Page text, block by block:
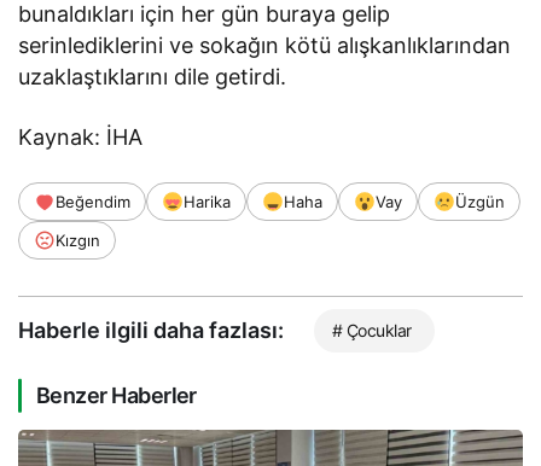
bunaldıkları için her gün buraya gelip
serinlediklerini ve sokağın kötü alışkanlıklarından
uzaklaştıklarını dile getirdi.
Kaynak: İHA
Beğendim Harika Haha Vay
Üzgün
Kızgın
Haberle ilgili daha fazlası: # Çocuklar
Benzer Haberler